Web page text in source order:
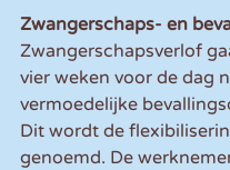
Zwangerschaps- en
Zwangerschapsverlof
vier weken voor de dag
vermoedelijke
Dit wordt de
genoemd. De